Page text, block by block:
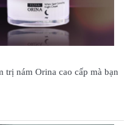
nám Orina cao cấp mà bạn